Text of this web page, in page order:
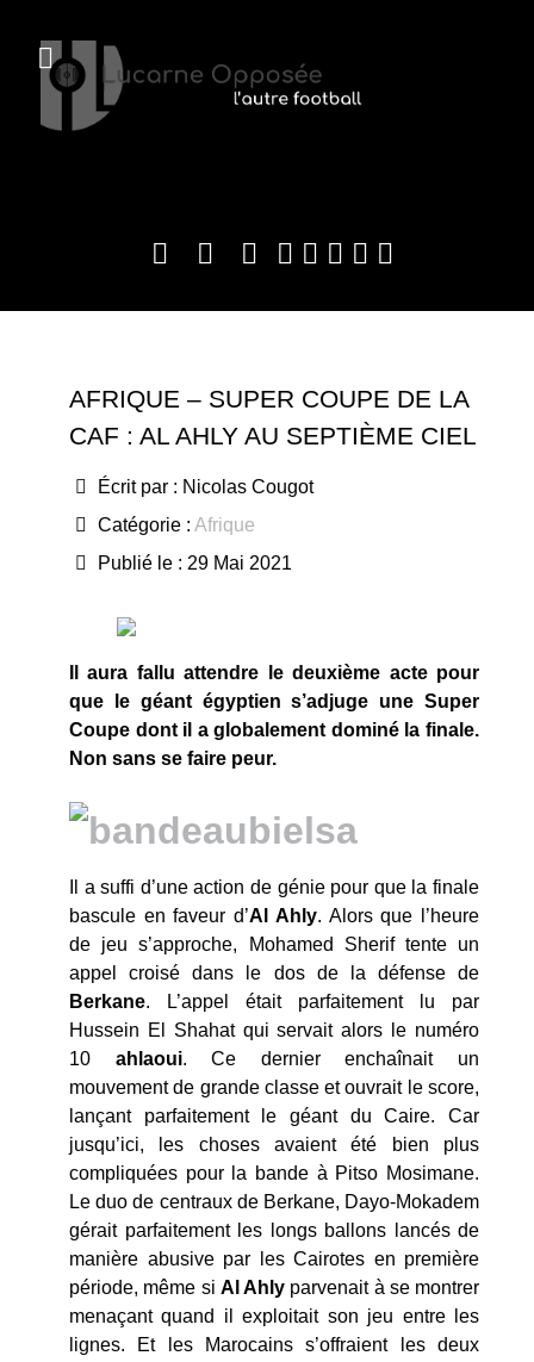
AFRIQUE – SUPER COUPE DE LA
CAF : AL AHLY AU SEPTIÈME CIEL
Écrit par : Nicolas Cougot
Catégorie : Afrique
Publié le : 29 Mai 2021
Il aura fallu attendre le deuxième acte pour
que le géant égyptien s’adjuge une Super
Coupe dont il a globalement dominé la finale.
Non sans se faire peur.
Il a suffi d’une action de génie pour que la finale
bascule en faveur d’Al Ahly. Alors que l’heure
de jeu s’approche, Mohamed Sherif tente un
appel croisé dans le dos de la défense de
Berkane. L’appel était parfaitement lu par
Hussein El Shahat qui servait alors le numéro
10 ahlaoui. Ce dernier enchaînait un
mouvement de grande classe et ouvrait le score,
lançant parfaitement le géant du Caire. Car
jusqu’ici, les choses avaient été bien plus
compliquées pour la bande à Pitso Mosimane.
Le duo de centraux de Berkane, Dayo-Mokadem
gérait parfaitement les longs ballons lancés de
manière abusive par les Cairotes en première
période, même si Al Ahly parvenait à se montrer
menaçant quand il exploitait son jeu entre les
lignes. Et les Marocains s’offraient les deux